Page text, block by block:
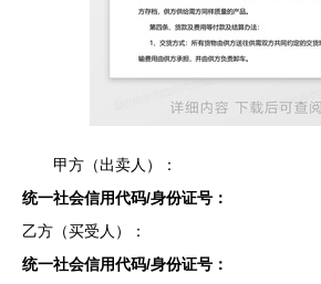
甲方（出卖人）：
统一社会信用代码/身份证号：
乙方（买受人）：
统一社会信用代码/身份证号：